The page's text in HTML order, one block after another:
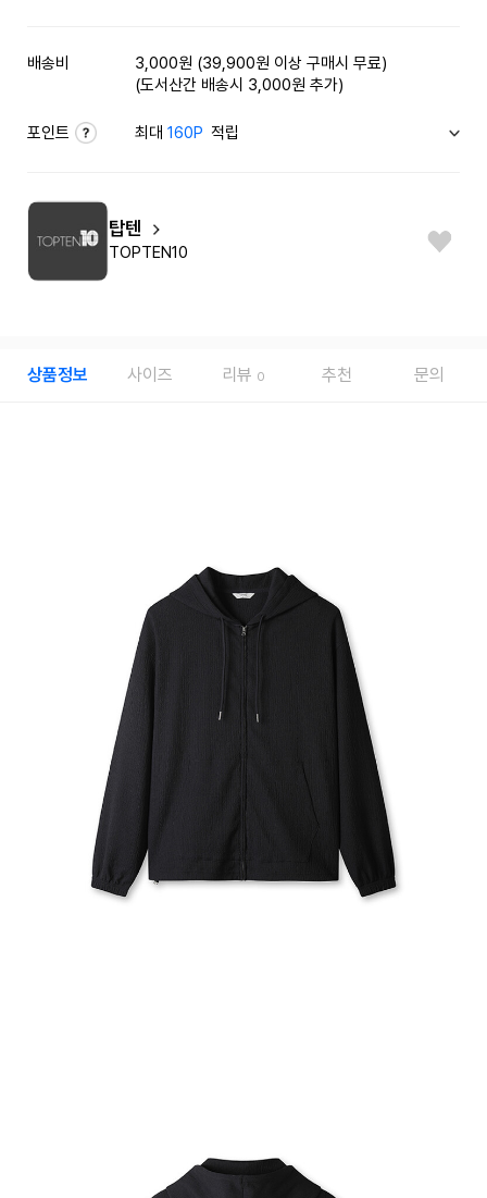
배송비
3,000원 (39,900원 이상 구매시 무료)
(도서산간 배송시 3,000원 추가)
포인트 최대160P 적립
탑텐
TOPTEN10
상품정보 사이즈 리뷰 0 추천 문의